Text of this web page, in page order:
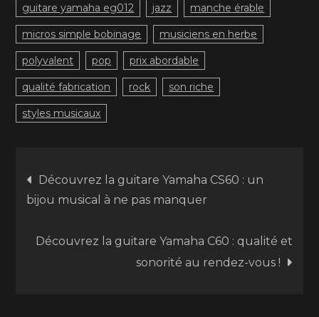
guitare yamaha eg012 jazz manche érable
micros simple bobinage musiciens en herbe
polyvalent pop prix abordable
qualité fabrication rock son riche
styles musicaux
Navigation
de
l’article
Découvrez la guitare Yamaha CS60 : un
bijou musical à ne pas manquer
Découvrez la guitare Yamaha C60 : qualité et
sonorité au rendez-vous !